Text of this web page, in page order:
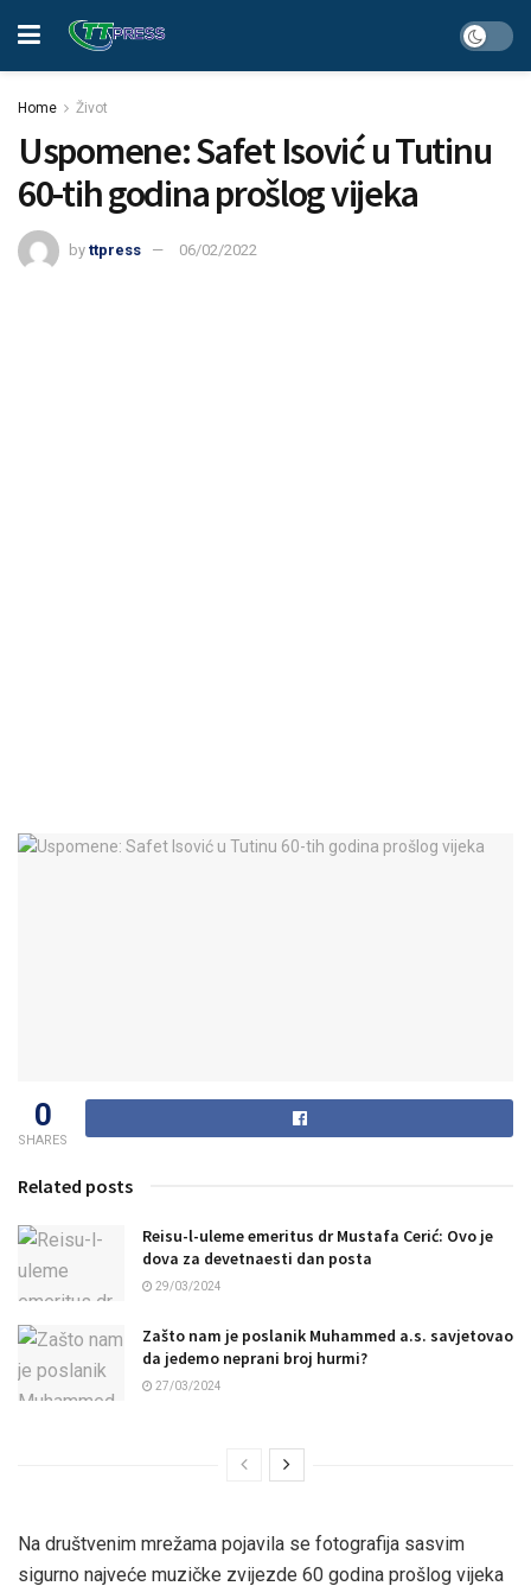
Home Život
Uspomene: Safet Isović u Tutinu
60-tih godina prošlog vijeka
by ttpress 06/02/2022
0
SHARES
Related posts
Reisu-l-uleme emeritus dr Mustafa Cerić: Ovo je
dova za devetnaesti dan posta
29/03/2024
Zašto nam je poslanik Muhammed a.s. savjetovao
da jedemo neprani broj hurmi?
27/03/2024
Na društvenim mrežama pojavila se fotografija sasvim
sigurno najveće muzičke zvijezde 60 godina prošlog vijeka